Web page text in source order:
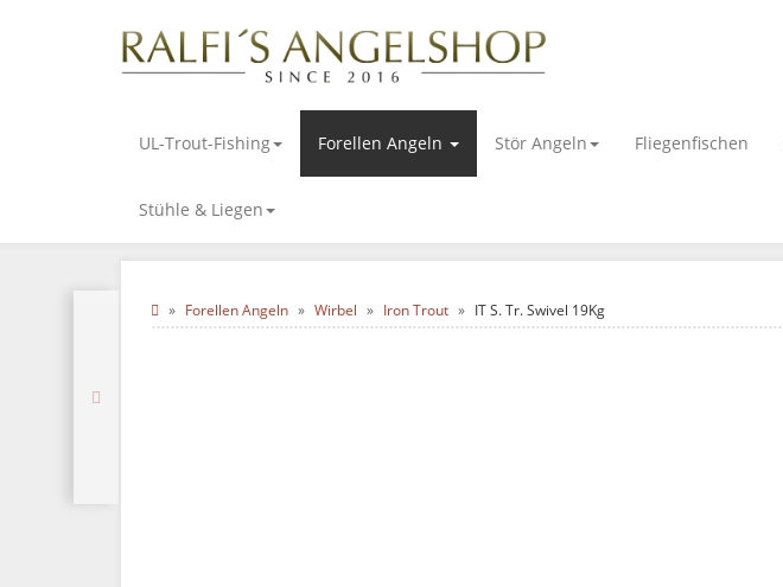
UL-Trout-Fishing Forellen Angeln Stör Angeln Fliegenfischen
Stühle & Liegen
Forellen Angeln Wirbel Iron Trout IT S. Tr. Swivel 19Kg